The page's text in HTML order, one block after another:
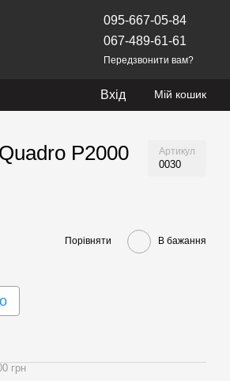
095-667-05-84
067-489-61-61
Передзвонити вам?
Вхід Мій кошик
P2000 Артикул
0030
Порівняти В бажання
грн